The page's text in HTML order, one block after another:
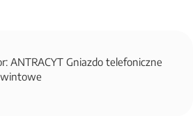
ANTRACYT Gniazdo telefoniczne